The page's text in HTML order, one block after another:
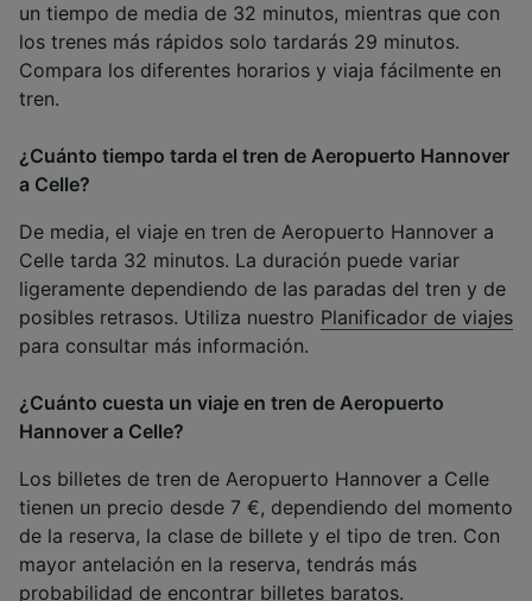
un tiempo de media de 32 minutos, mientras que con
los trenes más rápidos solo tardarás 29 minutos.
Compara los diferentes horarios y viaja fácilmente en
tren.
¿Cuánto tiempo tarda el tren de Aeropuerto Hannover
a Celle?
De media, el viaje en tren de Aeropuerto Hannover a
Celle tarda 32 minutos. La duración puede variar
ligeramente dependiendo de las paradas del tren y de
posibles retrasos. Utiliza nuestro Planificador de viajes
para consultar más información.
¿Cuánto cuesta un viaje en tren de Aeropuerto
Hannover a Celle?
Los billetes de tren de Aeropuerto Hannover a Celle
tienen un precio desde 7 €, dependiendo del momento
de la reserva, la clase de billete y el tipo de tren. Con
mayor antelación en la reserva, tendrás más
probabilidad de encontrar billetes baratos.